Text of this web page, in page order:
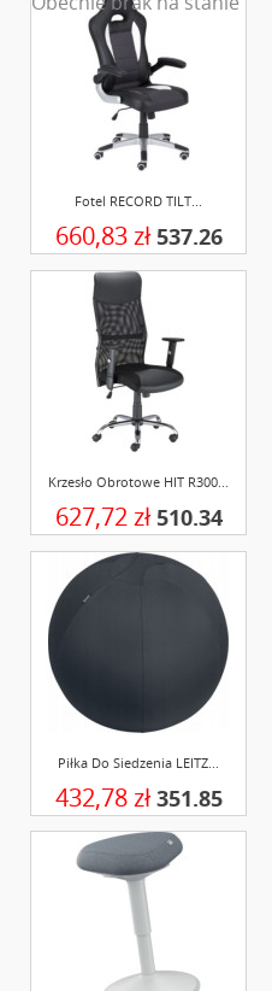
Fotel RECORD TILT...
660,83 zł 537.26
Krzesło Obrotowe HIT R300...
627,72 zł 510.34
Piłka Do Siedzenia LEITZ...
432,78 zł 351.85